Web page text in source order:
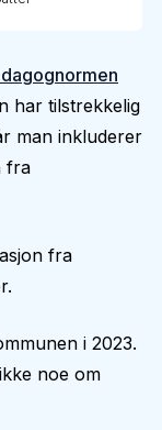
har tilstrekkelig
man inkluderer
fra
fra
i 2023.
noe om